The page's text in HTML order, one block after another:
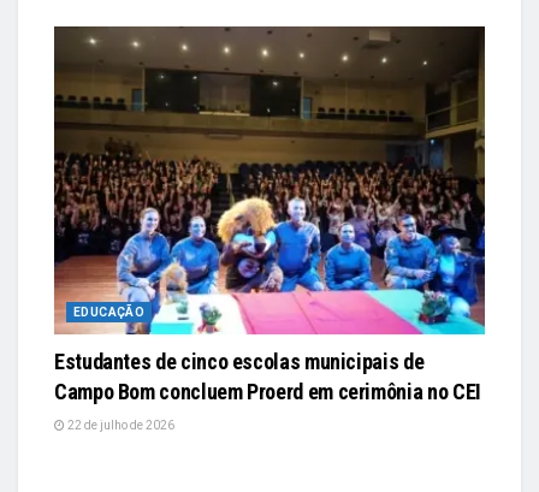
EDUCAÇÃO
Estudantes de cinco escolas municipais de
Campo Bom concluem Proerd em cerimônia no CEI
22 de julho de 2026